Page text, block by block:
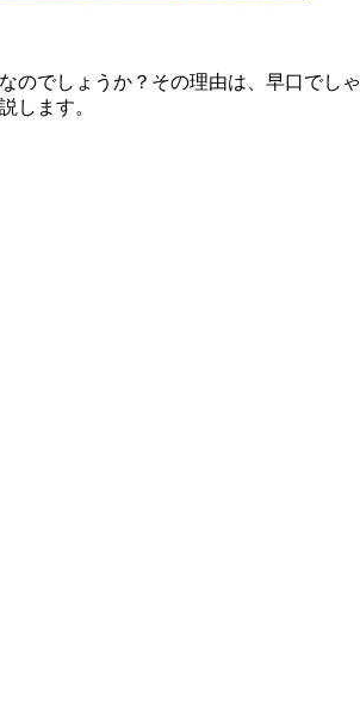
でしょうか？その理由は、早口でし
します。